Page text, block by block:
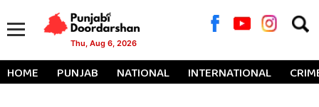
Thu, Aug 6, 2026
for:
HOME PUNJAB NATIONAL INTERNATIONAL